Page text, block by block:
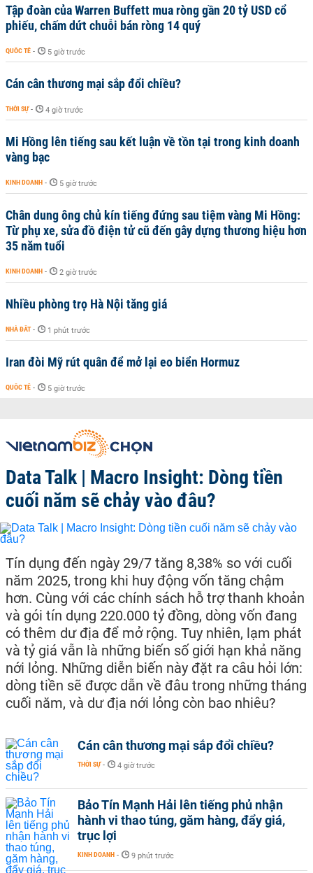
Tập đoàn của Warren Buffett mua ròng gần 20 tỷ USD cổ
phiếu, chấm dứt chuỗi bán ròng 14 quý
QUỐC TẾ - 5 giờ trước
Cán cân thương mại sắp đổi chiều?
THỜI SỰ - 4 giờ trước
Mi Hồng lên tiếng sau kết luận về tồn tại trong kinh doanh
vàng bạc
KINH DOANH - 5 giờ trước
Chân dung ông chủ kín tiếng đứng sau tiệm vàng Mi Hồng:
Từ phụ xe, sửa đồ điện tử cũ đến gây dựng thương hiệu hơn
35 năm tuổi
KINH DOANH - 2 giờ trước
Nhiều phòng trọ Hà Nội tăng giá
NHÀ ĐẤT - 1 phút trước
Iran đòi Mỹ rút quân để mở lại eo biển Hormuz
QUỐC TẾ - 5 giờ trước
Data Talk | Macro Insight: Dòng tiền
cuối năm sẽ chảy vào đâu?
Tín dụng đến ngày 29/7 tăng 8,38% so với cuối
năm 2025, trong khi huy động vốn tăng chậm
hơn. Cùng với các chính sách hỗ trợ thanh khoản
và gói tín dụng 220.000 tỷ đồng, dòng vốn đang
có thêm dư địa để mở rộng. Tuy nhiên, lạm phát
và tỷ giá vẫn là những biến số giới hạn khả năng
nới lỏng. Những diễn biến này đặt ra câu hỏi lớn:
dòng tiền sẽ được dẫn về đâu trong những tháng
cuối năm, và dư địa nới lỏng còn bao nhiêu?
Cán cân thương mại sắp đổi chiều?
THỜI SỰ - 4 giờ trước
Bảo Tín Mạnh Hải lên tiếng phủ nhận
hành vi thao túng, găm hàng, đẩy giá,
trục lợi
KINH DOANH - 9 phút trước